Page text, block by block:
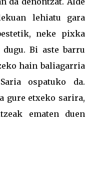
lehiatu gara
neke pixka
Bi aste barru
hain baliagarria
ospatuko da.
gure etxeko sarira,
ematen duen